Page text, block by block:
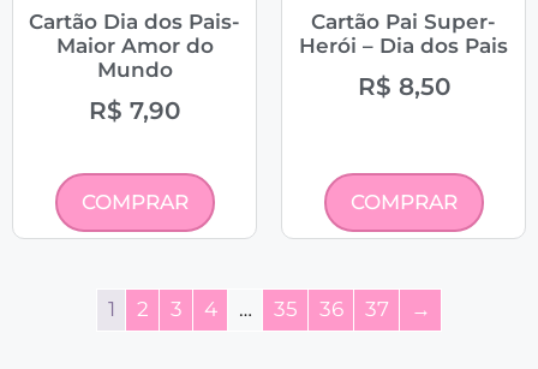
Cartão Dia dos Pais-
Maior Amor do
Mundo
R$ 7,90
COMPRAR
Cartão Pai Super-
Herói – Dia dos Pais
R$ 8,50
COMPRAR
1 2 3 4 … 35 36 37 →